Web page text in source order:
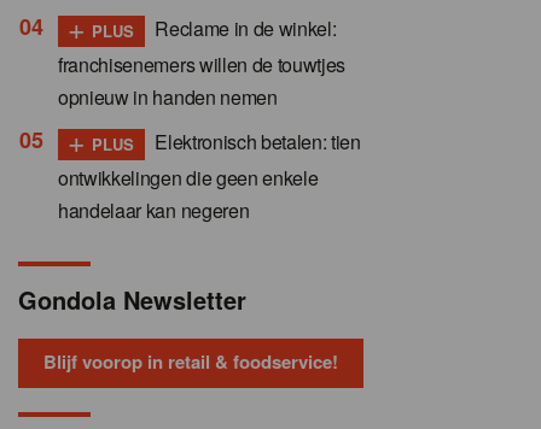
+ PLUS
Reclame in de winkel:
franchisenemers willen de touwtjes
opnieuw in handen nemen
+ PLUS
Elektronisch betalen: tien
ontwikkelingen die geen enkele
handelaar kan negeren
Gondola Newsletter
Blijf voorop in retail & foodservice!